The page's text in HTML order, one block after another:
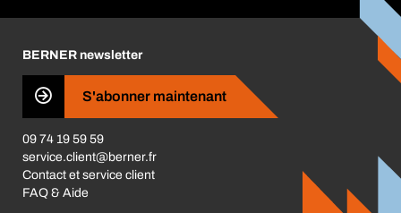
Catégories produits
Les magasins BERNER
Presse
Business Conduct
BERNER newsletter
S'abonner maintenant
09 74 19 59 59
service.client@berner.fr
Contact et service client
FAQ & Aide